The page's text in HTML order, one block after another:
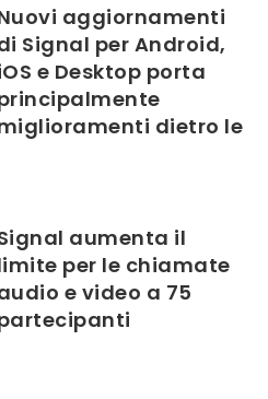
aggiornamenti
Signal per Android,
e Desktop porta
dietro le
aumenta il
per le chiamate
e video a 75